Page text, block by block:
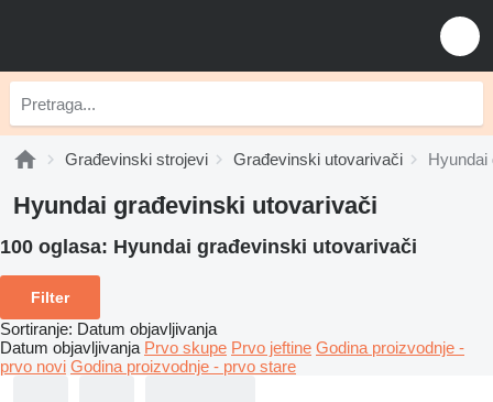
Građevinski strojevi Građevinski utovarivači Hyundai
Hyundai građevinski utovarivači
100 oglasa: Hyundai građevinski utovarivači
Filter
Sortiranje: Datum objavljivanja
Datum objavljivanja Prvo skupe Prvo jeftine Godina proizvodnje -
prvo novi Godina proizvodnje - prvo stare